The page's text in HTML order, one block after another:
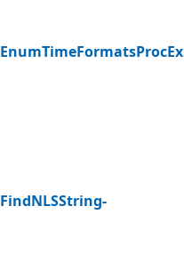
EnumTimeFormatsProcEx
FindNLSString-